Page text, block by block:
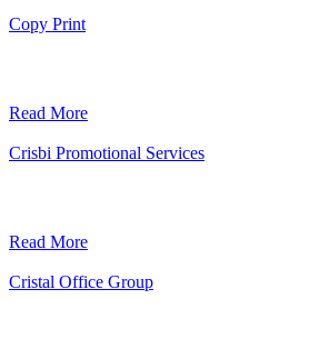
Copy Print
Read More
Crisbi Promotional Services
Read More
Cristal Office Group